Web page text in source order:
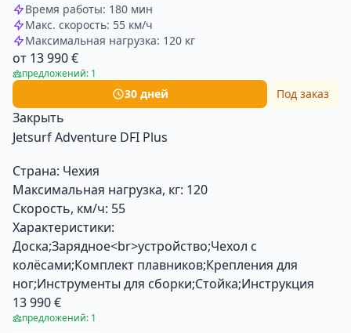
Время работы: 180 мин
Макс. скорость: 55 км/ч
Максимальная нагрузка: 120 кг
от 13 990 €
предложений: 1
30 дней Под заказ
Закрыть
Jetsurf Adventure DFI Plus
Страна: Чехия
Максимальная нагрузка, кг: 120
Скорость, км/ч: 55
Характеристики:
Доска;Зарядное<br>устройство;Чехол с
колёсами;Комплект плавников;Крепления для
ног;Инструменты для сборки;Стойка;Инструкция
13 990 €
предложений: 1